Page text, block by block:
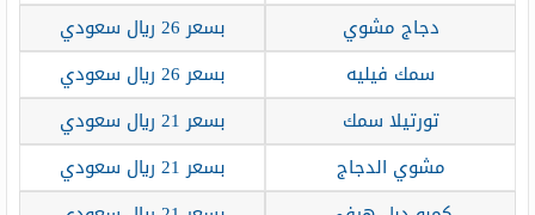
دجاج مشوي
بسعر 26 ريال سعودي
سمك فيليه
بسعر 26 ريال سعودي
تورتيلا سمك
بسعر 21 ريال سعودي
مشوي الدجاج
بسعر 21 ريال سعودي